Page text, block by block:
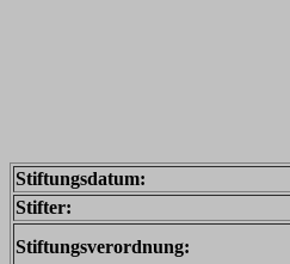
Stiftungsdatum:
Stifter:
Stiftungsverordnung: